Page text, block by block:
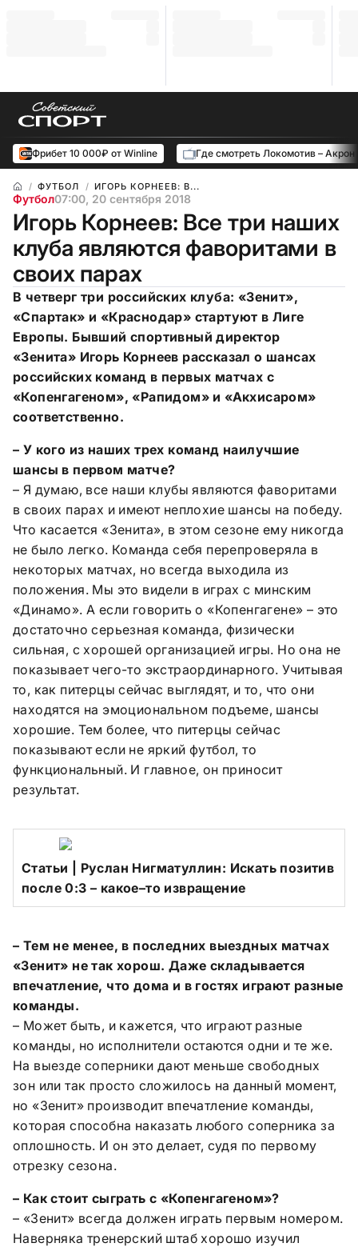
Фрибет 10 000₽ от Winline Где смотреть Локомотив – Акрон
ФУТБОЛ ИГОРЬ КОРНЕЕВ: В...
Футбол07:00, 20 сентября 2018
Игорь Корнеев: Все три наших
клуба являются фаворитами в
своих парах
В четверг три российских клуба: «Зенит»,
«Спартак» и «Краснодар» стартуют в Лиге
Европы. Бывший спортивный директор
«Зенита» Игорь Корнеев рассказал о шансах
российских команд в первых матчах с
«Копенгагеном», «Рапидом» и «Акхисаром»
соответственно.
– У кого из наших трех команд наилучшие
шансы в первом матче?
– Я думаю, все наши клубы являются фаворитами
в своих парах и имеют неплохие шансы на победу.
Что касается «Зенита», в этом сезоне ему никогда
не было легко. Команда себя перепроверяла в
некоторых матчах, но всегда выходила из
положения. Мы это видели в играх с минским
«Динамо». А если говорить о «Копенгагене» – это
достаточно серьезная команда, физически
сильная, с хорошей организацией игры. Но она не
показывает чего-то экстраординарного. Учитывая
то, как питерцы сейчас выглядят, и то, что они
находятся на эмоциональном подъеме, шансы
хорошие. Тем более, что питерцы сейчас
показывают если не яркий футбол, то
функциональный. И главное, он приносит
результат.
Cтатьи | Руслан Нигматуллин: Искать позитив
после 0:3 – какое–то извращение
– Тем не менее, в последних выездных матчах
«Зенит» не так хорош. Даже складывается
впечатление, что дома и в гостях играют разные
команды.
– Может быть, и кажется, что играют разные
команды, но исполнители остаются одни и те же.
На выезде соперники дают меньше свободных
зон или так просто сложилось на данный момент,
но «Зенит» производит впечатление команды,
которая способна наказать любого соперника за
оплошность. И он это делает, судя по первому
отрезку сезона.
– Как стоит сыграть с «Копенгагеном»?
– «Зенит» всегда должен играть первым номером.
Наверняка тренерский штаб хорошо изучил